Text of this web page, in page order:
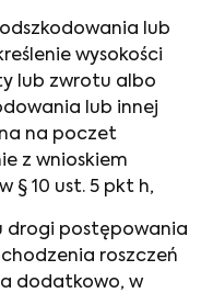
lub
wysokości
lub zwrotu albo
lub innej
na poczet
z wnioskiem
§ 10 ust. 5 pkt h,
drogi postępowania
roszczeń
dodatkowo, w